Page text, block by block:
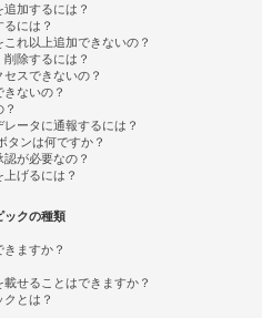
加するには？
には？
れ以上追加できないの？
除するには？
スできないの？
ないの？
ータに通報するには？
タンは何ですか？
が必要なの？
上げるには？
ックの種類
ますか？
せることはできますか？
とは？